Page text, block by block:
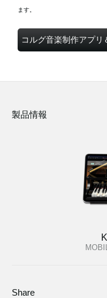
ます。
コルグ音楽制作アプ
製品情報
Share